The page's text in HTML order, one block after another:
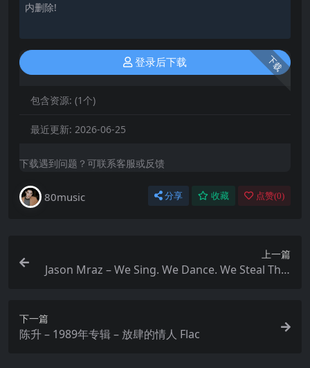
内删除!
下载
登录后下载
包含资源: (1个)
最近更新: 2026-06-25
下载遇到问题？可联系客服或反馈
80music 分享 收藏 点赞(0)
上一篇
Jason Mraz – We Sing. We Dance. We Steal Thin
下一篇
陈升 – 1989年专辑 – 放肆的情人 Flac